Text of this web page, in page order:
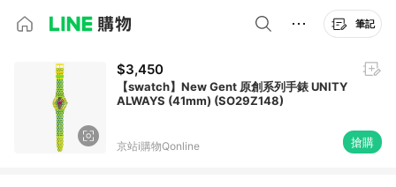
筆記
$3,450
【swatch】New Gent 原創系列手錶 UNITY
ALWAYS (41mm) (SO29Z148)
京站i購物Qonline 搶購